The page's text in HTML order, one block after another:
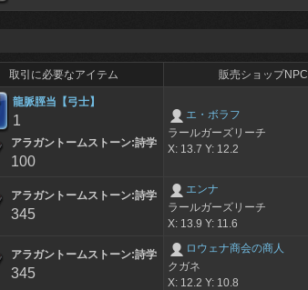
取引に必要なアイテム 販売ショップNPC
龍脈脛当【弓士】
1
アラガントームストーン:詩学
100
エ・ボラフ
ラールガーズリーチ
X: 13.7 Y: 12.2
アラガントームストーン:詩学
345
エンナ
ラールガーズリーチ
X: 13.9 Y: 11.6
アラガントームストーン:詩学
345
ロウェナ商会の商人
クガネ
X: 12.2 Y: 10.8